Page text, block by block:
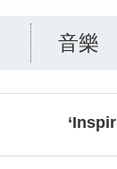
音樂